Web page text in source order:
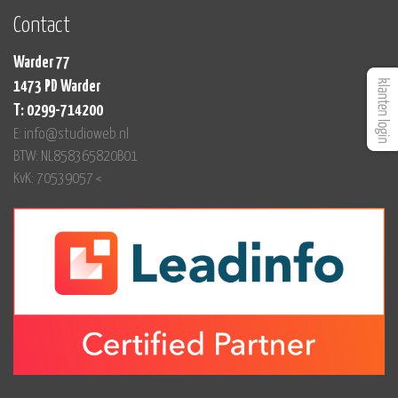
Contact
Warder 77
1473 PD Warder
T: 0299-714200
E: info@studioweb.nl
BTW: NL858365820B01
KvK: 70539057 <